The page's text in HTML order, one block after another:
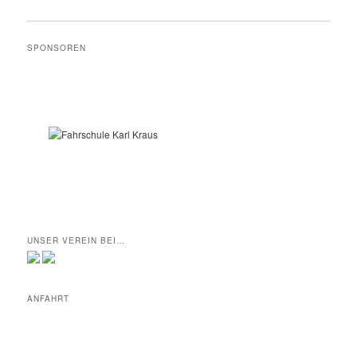
SPONSOREN
UNSER VEREIN BEI…
ANFAHRT